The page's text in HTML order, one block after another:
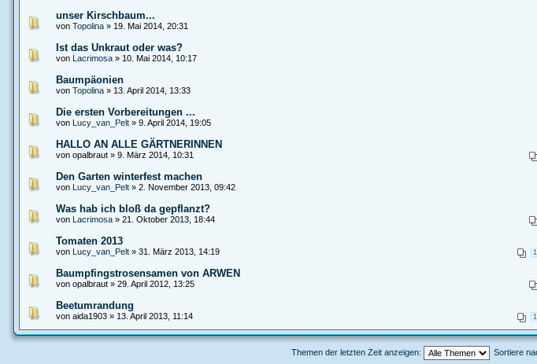
unser Kirschbaum...
von Topolina» 19. Mai 2014, 20:31
Ist das Unkraut oder was?
von Lacrimosa» 10. Mai 2014, 10:17
Baumpäonien
von Topolina» 13. April 2014, 13:33
Die ersten Vorbereitungen ...
von Lucy_van_Pelt» 9. April 2014, 19:05
HALLO AN ALLE GÄRTNERINNEN
von opalbraut » 9. März 2014, 10:31
Den Garten winterfest machen
von Lucy_van_Pelt» 2. November 2013, 09:42
Was hab ich bloß da gepflanzt?
von Lacrimosa» 21. Oktober 2013, 18:44
Tomaten 2013
1
von Lucy_van_Pelt» 31. März 2013, 14:19
Baumpfingstrosensamen von ARWEN
von opalbraut » 29. April 2012, 13:25
Beetumrandung
1
von aida1903 » 13. April 2013, 11:14
Themen der letzten Zeit anzeigen: Sortiere